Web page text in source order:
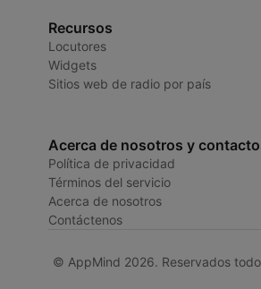
Recursos
Locutores
Widgets
Sitios web de radio por país
Acerca de nosotros y
Política de privacidad
Términos del servicio
Acerca de nosotros
Contáctenos
© AppMind 2026. Reservados